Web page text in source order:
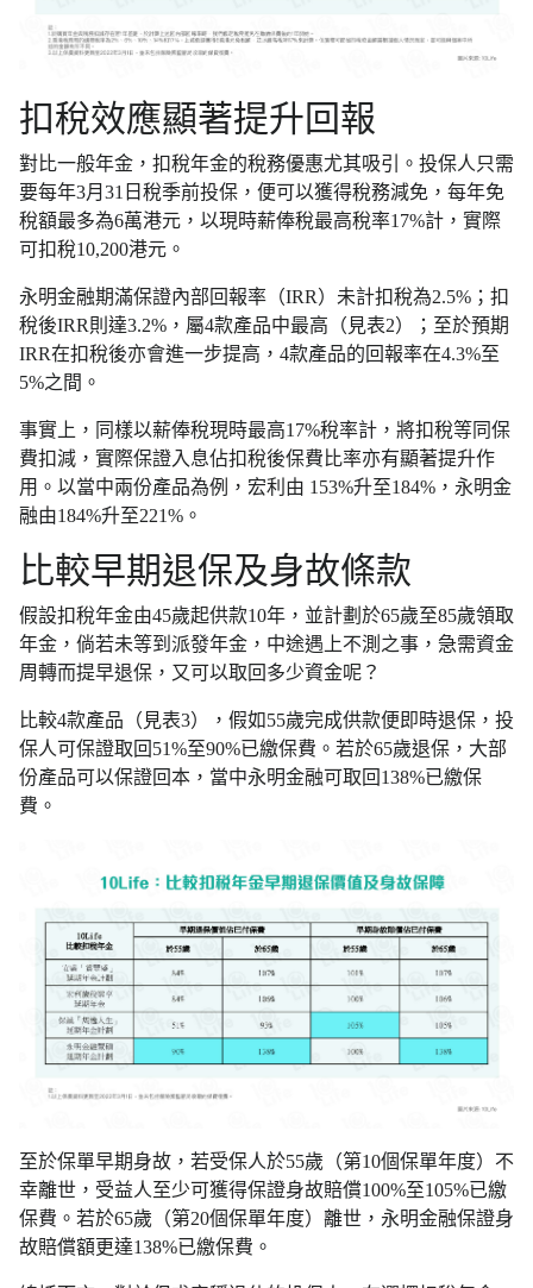
扣稅效應顯著提升回報
對比一般年金，扣稅年金的稅務優惠尤其吸引。投保人只需
要每年3月31日稅季前投保，便可以獲得稅務減免，每年免
稅額最多為6萬港元，以現時薪俸稅最高稅率17%計，實際
可扣稅10,200港元。
永明金融期滿保證內部回報率（IRR）未計扣稅為2.5%；扣
稅後IRR則達3.2%，屬4款產品中最高（見表2）；至於預期
IRR在扣稅後亦會進一步提高，4款產品的回報率在4.3%至
5%之間。
事實上，同樣以薪俸稅現時最高17%稅率計，將扣稅等同保
費扣減，實際保證入息佔扣稅後保費比率亦有顯著提升作
用。以當中兩份產品為例，宏利由 153%升至184%，永明金
融由184%升至221%。
比較早期退保及身故條款
假設扣稅年金由45歲起供款10年，並計劃於65歲至85歲領取
年金，倘若未等到派發年金，中途遇上不測之事，急需資金
周轉而提早退保，又可以取回多少資金呢？
比較4款產品（見表3），假如55歲完成供款便即時退保，投
保人可保證取回51%至90%已繳保費。若於65歲退保，大部
份產品可以保證回本，當中永明金融可取回138%已繳保
費。
至於保單早期身故，若受保人於55歲（第10個保單年度）不
幸離世，受益人至少可獲得保證身故賠償100%至105%已繳
保費。若於65歲（第20個保單年度）離世，永明金融保證身
故賠償額更達138%已繳保費。